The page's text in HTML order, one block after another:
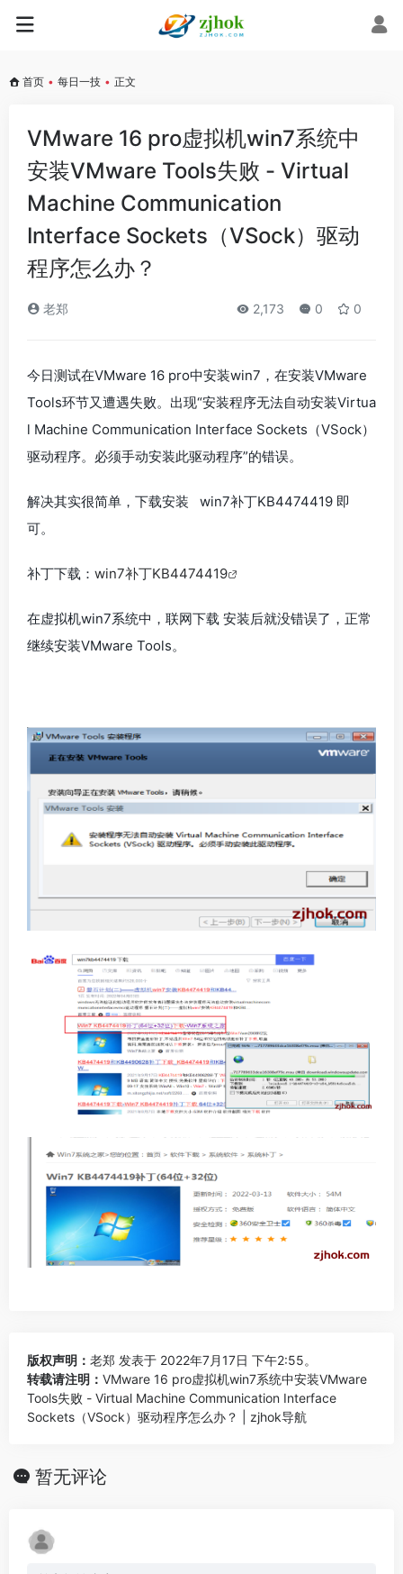
首页 • 每日一技 • 正文
VMware 16 pro虚拟机win7系统中
安装VMware Tools失败 - Virtual
Machine Communication
Interface Sockets（VSock）驱动
程序怎么办？
老郑 2,173 0 0
今日测试在VMware 16 pro中安装win7，在安装VMware
Tools环节又遭遇失败。出现“安装程序无法自动安装Virtua
l Machine Communication Interface Sockets（VSock）
驱动程序。必须手动安装此驱动程序”的错误。
解决其实很简单，下载安装 win7补丁KB4474419 即
可。
补丁下载： win7补丁KB4474419
在虚拟机win7系统中，联网下载 安装后就没错误了，正常
继续安装VMware Tools。
版权声明： 老郑 发表于 2022年7月17日 下午2:55。
转载请注明： VMware 16 pro虚拟机win7系统中安装VMware
Tools失败 - Virtual Machine Communication Interface
Sockets（VSock）驱动程序怎么办？ | zjhok导航
暂无评论